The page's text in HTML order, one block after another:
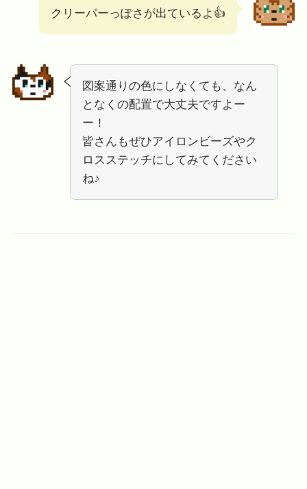
クリーパーっぽさが出ているよ👍
図案通りの色にしなくても、なん
となくの配置で大丈夫ですよー
ー！
皆さんもぜひアイロンビーズやク
ロスステッチにしてみてください
ね♪